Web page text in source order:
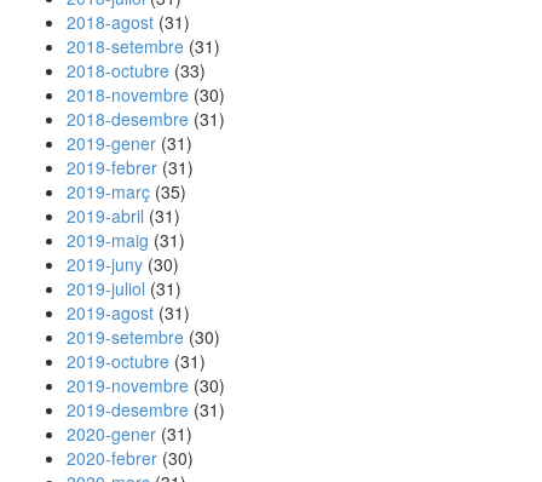
2018-agost (31)
2018-setembre (31)
2018-octubre (33)
2018-novembre (30)
2018-desembre (31)
2019-gener (31)
2019-febrer (31)
2019-març (35)
2019-abril (31)
2019-maig (31)
2019-juny (30)
2019-juliol (31)
2019-agost (31)
2019-setembre (30)
2019-octubre (31)
2019-novembre (30)
2019-desembre (31)
2020-gener (31)
2020-febrer (30)